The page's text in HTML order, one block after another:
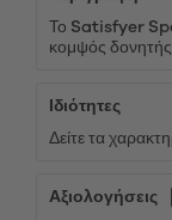
Το Satisfyer
κομψός δονητής
Ιδιότητες
Δείτε τα
Αξιολογήσεις